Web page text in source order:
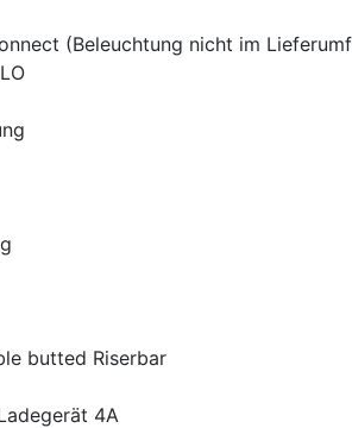
(Beleuchtung nicht im
butted Riserbar
4A